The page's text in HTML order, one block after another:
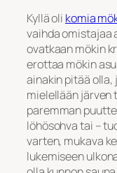
Kyllä oli komia
vaihda omistajaa
ovatkaan mökin
erottaa mökin
ainakin pitää olla,
mielellään järven
paremman
löhösohva tai –
varten, mukava
lukemiseen